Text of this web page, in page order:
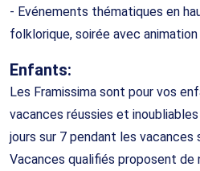
- Evénements thématiques en
folklorique, soirée avec
Enfants:
Les Framissima sont pour vos
vacances réussies et
jours sur 7 pendant les
Vacances qualifiés proposent